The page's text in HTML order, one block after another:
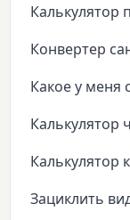
Калькулятор
Конвертер
Какое у меня
Калькулятор
Калькулятор
Зациклить